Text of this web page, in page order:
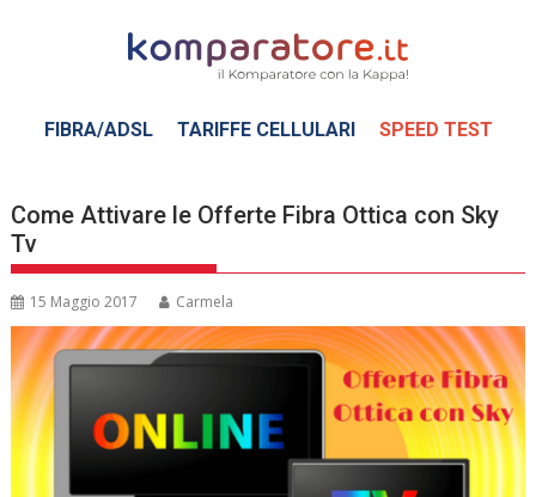
FIBRA/ADSL TARIFFE CELLULARI SPEED TEST
Come Attivare le Offerte Fibra Ottica con Sky
Tv
15 Maggio 2017 Carmela